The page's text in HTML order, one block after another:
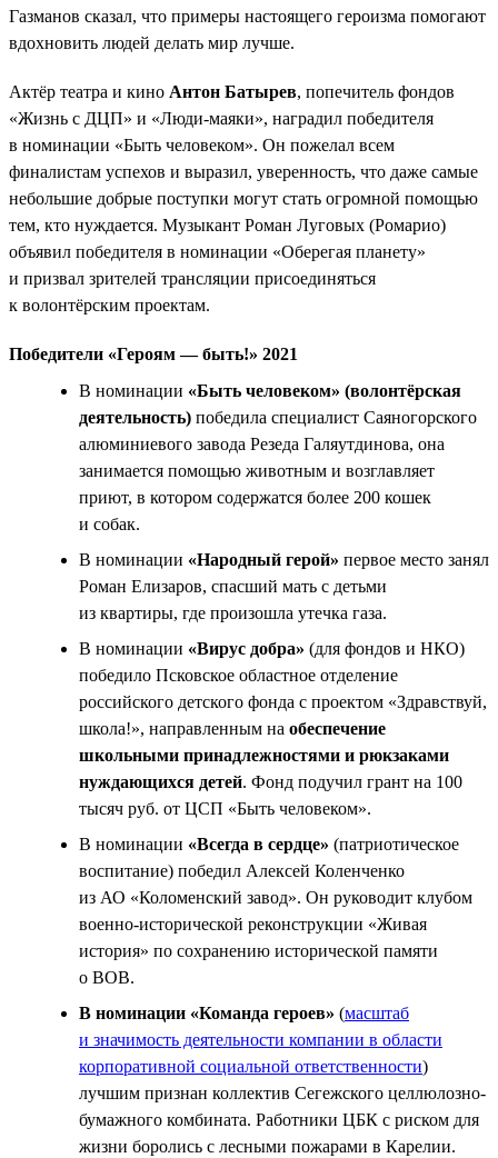
Газманов сказал, что примеры настоящего героизма помогают
вдохновить людей делать мир лучше.
Актёр театра и кино Антон Батырев, попечитель фондов
«Жизнь с ДЦП» и «Люди-маяки», наградил победителя
в номинации «Быть человеком». Он пожелал всем
финалистам успехов и выразил, уверенность, что даже самые
небольшие добрые поступки могут стать огромной помощью
тем, кто нуждается. Музыкант Роман Луговых (Ромарио)
объявил победителя в номинации «Оберегая планету»
и призвал зрителей трансляции присоединяться
к волонтёрским проектам.
Победители «Героям — быть!» 2021
В номинации «Быть человеком» (волонтёрская
деятельность) победила специалист Саяногорского
алюминиевого завода Резеда Галяутдинова, она
занимается помощью животным и возглавляет
приют, в котором содержатся более 200 кошек
и собак.
В номинации «Народный герой» первое место занял
Роман Елизаров, спасший мать с детьми
из квартиры, где произошла утечка газа.
В номинации «Вирус добра» (для фондов и НКО)
победило Псковское областное отделение
российского детского фонда с проектом «Здравствуй,
школа!», направленным на обеспечение
школьными принадлежностями и рюкзаками
нуждающихся детей. Фонд подучил грант на 100
тысяч руб. от ЦСП «Быть человеком».
В номинации «Всегда в сердце» (патриотическое
воспитание) победил Алексей Коленченко
из АО «Коломенский завод». Он руководит клубом
военно-исторической реконструкции «Живая
история» по сохранению исторической памяти
о ВОВ.
В номинации «Команда героев» (масштаб
и значимость деятельности компании в области
корпоративной социальной ответственности)
лучшим признан коллектив Сегежского целлюлозно-
бумажного комбината. Работники ЦБК с риском для
жизни боролись с лесными пожарами в Карелии.